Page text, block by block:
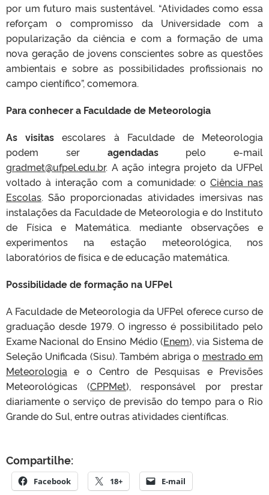
por um futuro mais sustentável. “Atividades como essa
reforçam o compromisso da Universidade com a
popularização da ciência e com a formação de uma
nova geração de jovens conscientes sobre as questões
ambientais e sobre as possibilidades profissionais no
campo científico”, comemora.
Para conhecer a Faculdade de Meteorologia
As visitas escolares à Faculdade de Meteorologia
podem seragendadaspelo e-mail
gradmet@ufpel.edu.br. A ação integra projeto da UFPel
voltado à interação com a comunidade: o Ciência nas
Escolas. São proporcionadas atividades imersivas nas
instalações da Faculdade de Meteorologia e do Instituto
de Física e Matemática. mediante observações e
experimentos na estação meteorológica, nos
laboratórios de física e de educação matemática.
Possibilidade de formação na UFPel
A Faculdade de Meteorologia da UFPel oferece curso de
graduação desde 1979. O ingresso é possibilitado pelo
Exame Nacional do Ensino Médio (Enem), via Sistema de
Seleção Unificada (Sisu). Também abriga o mestrado em
Meteorologia e o Centro de Pesquisas e Previsões
Meteorológicas (CPPMet), responsável por prestar
diariamente o serviço de previsão do tempo para o Rio
Grande do Sul, entre outras atividades científicas.
Compartilhe:
Facebook 18+ E-mail